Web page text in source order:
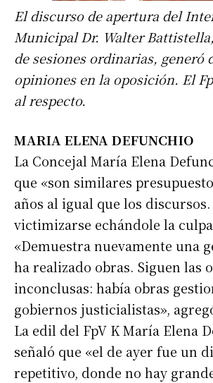
El discurso de apertura del
Municipal Dr. Walter
de sesiones ordinarias, generó
opiniones en la oposición. El
al respecto.
MARIA ELENA DEFUNCHIO
La Concejal María Elena
que «son similares
años al igual que los
victimizarse echándole la
«Demuestra nuevamente una
ha realizado obras. Siguen las
inconclusas: había obras
gobiernos justicialistas»,
La edil del FpV K María Elena
señaló que «el de ayer fue un
repetitivo, donde no hay